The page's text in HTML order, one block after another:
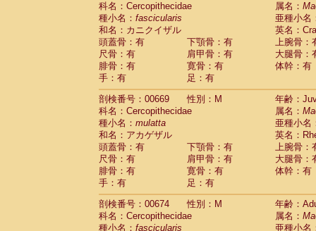
科名：Cercopithecidae
属名：
種小名： fascicularis
亜種小名
和名：カニクイザル
英名：
頭蓋骨：有
下顎骨：有
上腕骨：
尺骨：有
肩甲骨：有
大腿骨：
腓骨：有
寛骨：有
体幹：有
手：有
足：有
剖検番号：00669
性別：M
年齢：
科名：Cercopithecidae
属名：
種小名： mulatta
亜種小名
和名：アカゲザル
英名：
頭蓋骨：有
下顎骨：有
上腕骨：
尺骨：有
肩甲骨：有
大腿骨：
腓骨：有
寛骨：有
体幹：有
手：有
足：有
剖検番号：00674
性別：M
年齢：
科名：Cercopithecidae
属名：
種小名： fascicularis 亜種小名